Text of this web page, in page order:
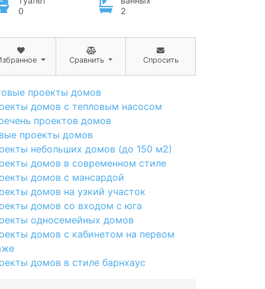
0
2
Сравнить Спросить
проекты домов
домов с тепловым насосом
проектов домов
проекты домов
небольших домов (до 150 м2)
домов в современном стиле
домов с мансардой
домов на узкий участок
домов со входом с юга
односемейных домов
домов с кабинетом на первом
домов в стиле барнхаус